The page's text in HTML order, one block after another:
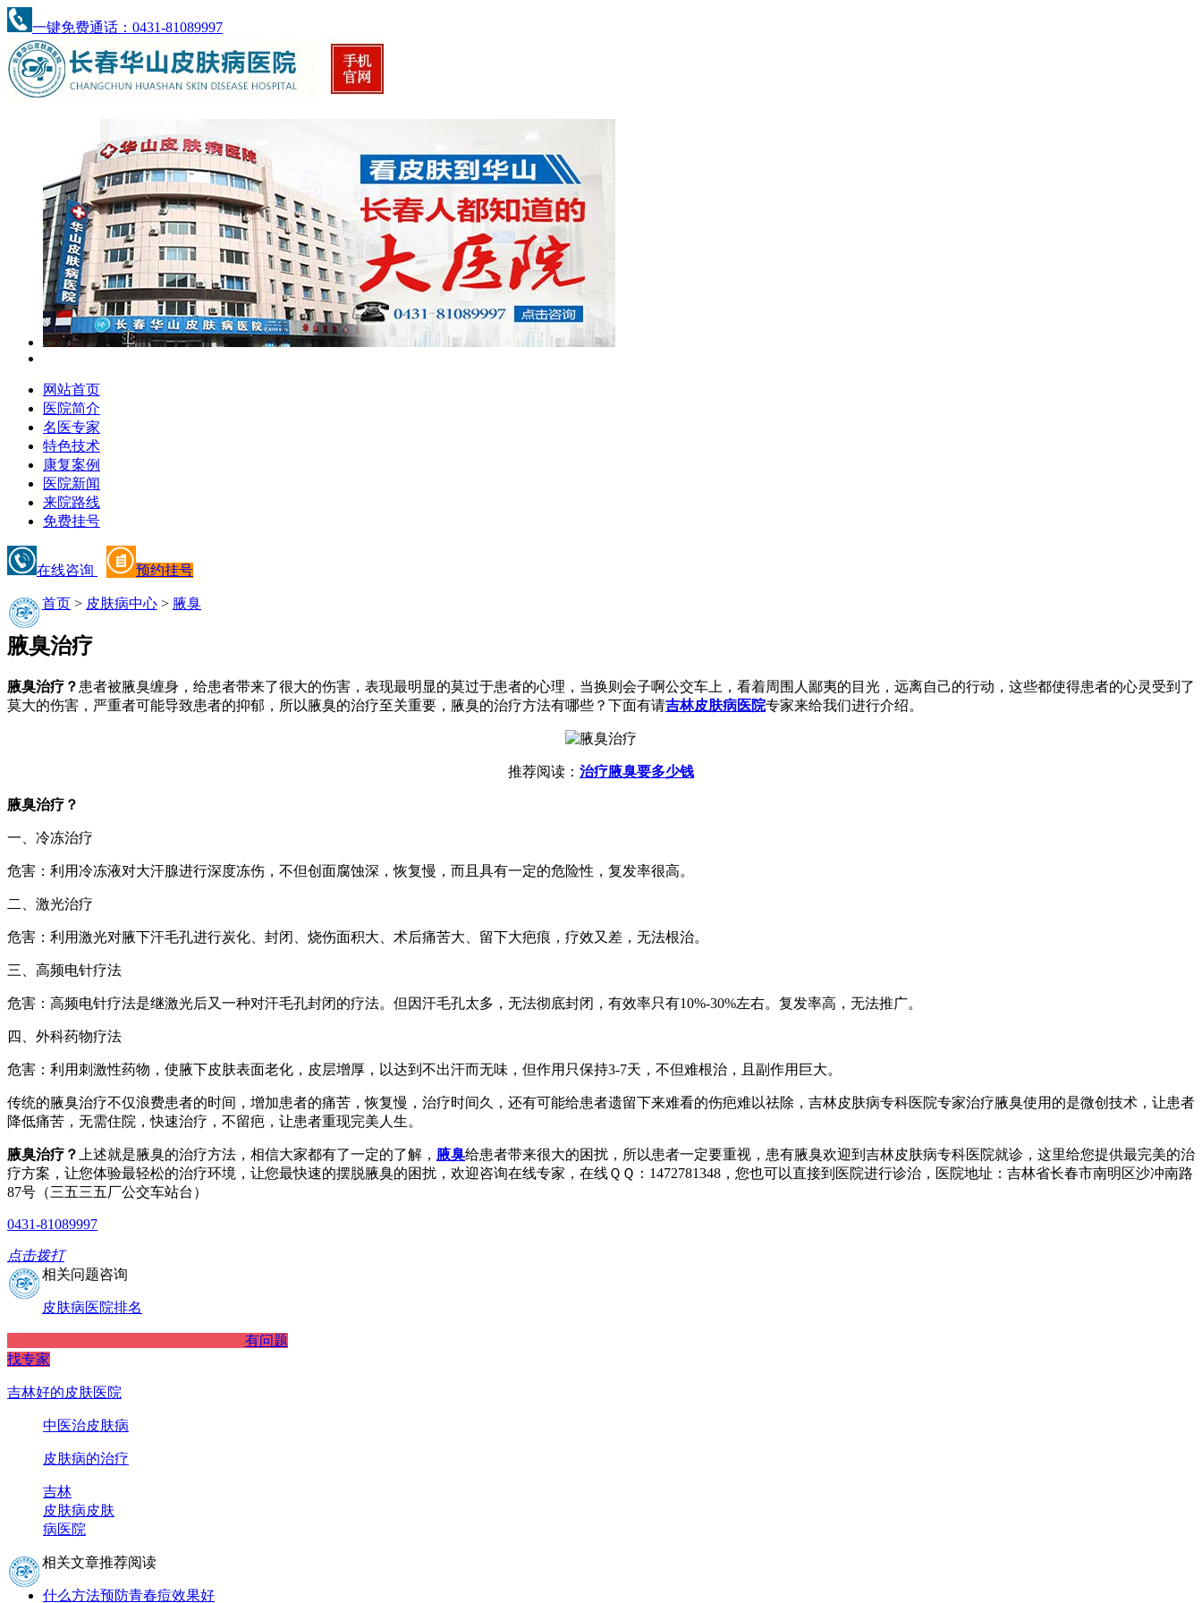
一键免费通话：0431-81089997
网站首页
医院简介
名医专家
特色技术
康复案例
医院新闻
来院路线
免费挂号
在线咨询 预约挂号
首页 > 皮肤病中心 > 腋臭
腋臭治疗
腋臭治疗？ 患者被腋臭缠身，给患者带来了很大的伤害，表现最明显的莫过于患者的心理，当换则会子啊公交车上，看着周围人鄙夷的目光，远离自己的行动，这些都使得患者的心灵受到了
莫大的伤害，严重者可能导致患者的抑郁，所以腋臭的治疗至关重要，腋臭的治疗方法有哪些？下面有请吉林皮肤病医院专家来给我们进行介绍。
推荐阅读： 治疗腋臭要多少钱
腋臭治疗？
一、冷冻治疗
危害：利用冷冻液对大汗腺进行深度冻伤，不但创面腐蚀深，恢复慢，而且具有一定的危险性，复发率很高。
二、激光治疗
危害：利用激光对腋下汗毛孔进行炭化、封闭、烧伤面积大、术后痛苦大、留下大疤痕，疗效又差，无法根治。
三、高频电针疗法
危害：高频电针疗法是继激光后又一种对汗毛孔封闭的疗法。但因汗毛孔太多，无法彻底封闭，有效率只有10%-30%左右。复发率高，无法推广。
四、外科药物疗法
危害：利用刺激性药物，使腋下皮肤表面老化，皮层增厚，以达到不出汗而无味，但作用只保持3-7天，不但难根治，且副作用巨大。
传统的腋臭治疗不仅浪费患者的时间，增加患者的痛苦，恢复慢，治疗时间久，还有可能给患者遗留下来难看的伤疤难以祛除，吉林皮肤病专科医院专家治疗腋臭使用的是微创技术，让患者
降低痛苦，无需住院，快速治疗，不留疤，让患者重现完美人生。
腋臭治疗？ 上述就是腋臭的治疗方法，相信大家都有了一定的了解， 腋臭给患者带来很大的困扰，所以患者一定要重视，患有腋臭欢迎到吉林皮肤病专科医院就诊，这里给您提供最完美的治
疗方案，让您体验最轻松的治疗环境，让您最快速的摆脱腋臭的困扰，欢迎咨询在线专家，在线ＱＱ：1472781348，您也可以直接到医院进行诊治，医院地址：吉林省长春市南明区沙冲南路
87号（三五三五厂公交车站台）
0431-81089997
点击拨打
相关问题咨询
皮肤病医院排名
有问题
找专家
吉林好的皮肤医院
中医治皮肤病
皮肤病的治疗
吉林
皮肤病皮肤
病医院
相关文章推荐阅读
什么方法预防青春痘效果好